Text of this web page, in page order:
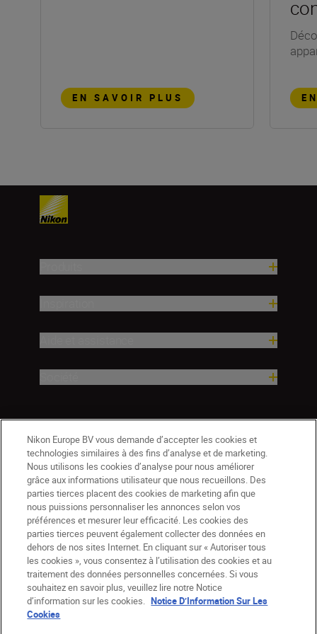
EN SAVOIR PLUS
CH Nikon Sites
Contactez-nous
Avis de confidentialité
Conditions d’utilisation
CVG de la boutique Nikon Store
Nikon Europe BV vous demande d’accepter les cookies et
technologies similaires à des fins d’analyse et de marketing.
Nous utilisons les cookies d’analyse pour nous améliorer
grâce aux informations utilisateur que nous recueillons. Des
parties tierces placent des cookies de marketing afin que
nous puissions personnaliser les annonces selon vos
préférences et mesurer leur efficacité. Les cookies des
parties tierces peuvent également collecter des données en
dehors de nos sites Internet. En cliquant sur « Autoriser tous
les cookies », vous consentez à l’utilisation des cookies et au
traitement des données personnelles concernées. Si vous
souhaitez en savoir plus, veuillez lire notre Notice
d’information sur les cookies. Notice D’Information Sur Les
Cookies